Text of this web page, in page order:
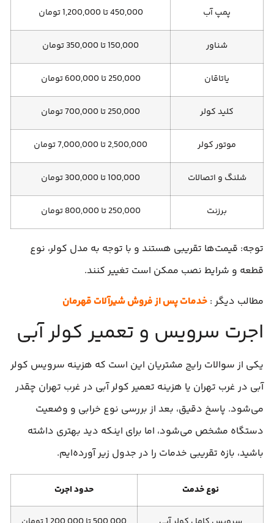
پمپ آب 450,000 تا 1,200,000 تومان
شناور 150,000 تا 350,000 تومان
یاتاقان 250,000 تا 600,000 تومان
کلید کولر 250,000 تا 700,000 تومان
موتور کولر 2,500,000 تا 7,000,000 تومان
شلنگ و اتصالات 100,000 تا 300,000 تومان
برزنت 250,000 تا 800,000 تومان
توجه: قیمت‌ها تقریبی هستند و با توجه به مدل کولر، نوع
قطعه و شرایط نصب ممکن است تغییر کنند.
مطالب دیگر : خدمات پس از فروش شیرآلات قهرمان
اجرت سرویس و تعمیر کولر آبی
یکی از سوالات رایج مشتریان این است که هزینه سرویس کولر
آبی در غرب تهران یا هزینه تعمیر کولر آبی در غرب تهران چقدر
می‌شود. پاسخ دقیق، بعد از بررسی نوع خرابی و وضعیت
دستگاه مشخص می‌شود، اما برای اینکه دید بهتری داشته
باشید، بازه تقریبی خدمات را در جدول زیر آورده‌ایم.
نوع خدمت حدود اجرت